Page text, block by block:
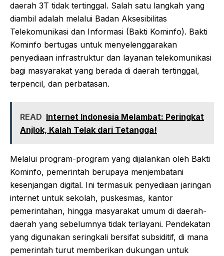
daerah 3T tidak tertinggal. Salah satu langkah yang
diambil adalah melalui Badan Aksesibilitas
Telekomunikasi dan Informasi (Bakti Kominfo). Bakti
Kominfo bertugas untuk menyelenggarakan
penyediaan infrastruktur dan layanan telekomunikasi
bagi masyarakat yang berada di daerah tertinggal,
terpencil, dan perbatasan.
READ Internet Indonesia Melambat: Peringkat
Anjlok, Kalah Telak dari Tetangga!
Melalui program-program yang dijalankan oleh Bakti
Kominfo, pemerintah berupaya menjembatani
kesenjangan digital. Ini termasuk penyediaan jaringan
internet untuk sekolah, puskesmas, kantor
pemerintahan, hingga masyarakat umum di daerah-
daerah yang sebelumnya tidak terlayani. Pendekatan
yang digunakan seringkali bersifat subsiditif, di mana
pemerintah turut memberikan dukungan untuk